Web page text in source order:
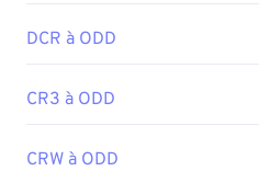
DCR à ODD
CR3 à ODD
CRW à ODD